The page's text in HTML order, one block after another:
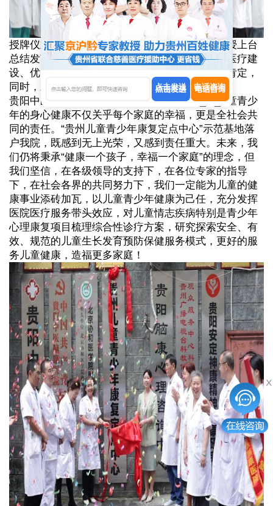
授牌仪式后，北京市第一中西医结合医院余学教授上台
总结发言，他对医院儿童青少年康复项目完善的医疗建
设、优良的设施条件以及专业的医生团队表示了肯定，
同时，对下一步工作给出了指导意见。
贵阳中医脑康医院曹旻昕院长在致辞中表示：儿童青少
年的身心健康不仅关乎每个家庭的幸福，更是全社会共
同的责任。“贵州儿童青少年康复定点中心”示范基地落
户我院，既感到无上光荣，又感到责任重大。未来，我
们仍将秉承“健康一个孩子，幸福一个家庭”的理念，但
我们坚信，在各级领导的支持下，在各位专家的指导
下，在社会各界的共同努力下，我们一定能为儿童的健
康事业添砖加瓦，以儿童青少年健康为己任，充分发挥
医院医疗服务带头效应，对儿童情志疾病特别是青少年
心理康复项目梳理综合性诊疗方案，研究探索安全、有
效、规范的儿童生长发育预防保健服务模式，更好的服
务儿童健康，造福更多家庭！
点击发送 电话咨询